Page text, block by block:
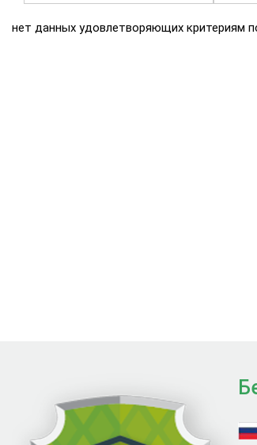
нет данных удовлетворяющих критериям